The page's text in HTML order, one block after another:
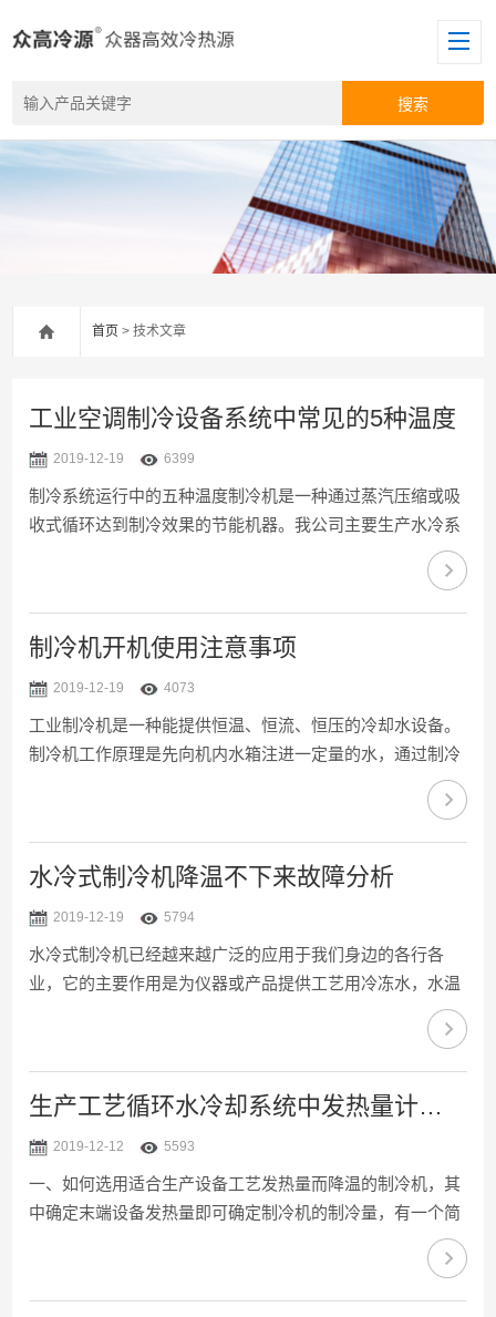
首页 > 技术文章
工业空调制冷设备系统中常见的5种温度
2019-12-19 6399
制冷系统运行中的五种温度制冷机是一种通过蒸汽压缩或吸
收式循环达到制冷效果的节能机器。我公司主要生产水冷系
统中的各种制冷机、工业空调等空调制冷设备运行工况参数
好坏，对其工作的经济型和安全性影响很大，其中在冷却循
环水机的制冷系统中，下面几个运行温度供大家参考：1、
蒸发温度和蒸发压力冷却循环水的蒸发温度可通过装在压缩
发温度和蒸发压力是根据制冷系统的要求确定的，偏高不能
满足冷水机降温需要，过低会使压缩机的制冷量减少，运行
的经济性较差...
制冷机开机使用注意事项
2019-12-19 4073
工业制冷机是一种能提供恒温、恒流、恒压的冷却水设备。
制冷机工作原理是先向机内水箱注进一定量的水，通过制冷
机制冷系统将水冷却，再由水泵将低温冷却水送进需冷却的
设备，制冷机冷冻水将热量带走后温度升高再回流到水箱，
达到冷却的作用。使用时，应当留意以下事项。1、安装期
间请检查机器是否受到损坏，选择合适的地方，以便于安装
础、其水平度在6.4mm之内，并能承受机组的运行重量。
3、机组应放在室温为4.4-43.3℃的机房内，机组的四周和
上...
水冷式制冷机降温不下来故障分析
2019-12-19 5794
水冷式制冷机已经越来越广泛的应用于我们身边的各行各
业，它的主要作用是为仪器或产品提供工艺用冷冻水，水温
要求则可以根据用户需要进行调节，而它的精确度更可精准
控制在±1℃。但在机组使用过程中，部分用户有遇到温度降
不下来，我们一起来分析一下。水冷式制冷机，包括水冷箱
式制冷机、水冷开放式制冷机和水冷螺杆式制冷机，它们在
冷却水，安装相对风冷冷却水循环机来说复杂一点，导致冷
却水循环机温度降不下来的因素就要多，比如：1、制冷...
生产工艺循环水冷却系统中发热量计算及制冷机功率选型
2019-12-12 5593
一、如何选用适合生产设备工艺发热量而降温的制冷机，其
中确定末端设备发热量即可确定制冷机的制冷量，有一个简
单选型公式分享给大家：制冷量=冷冻水流量×4.187×温差×
系数1、冷冻水流量指机器的工作时所需冷水流量，单位需
换算为升/秒；2、温差指机器进出水之间的温差；3、4.187